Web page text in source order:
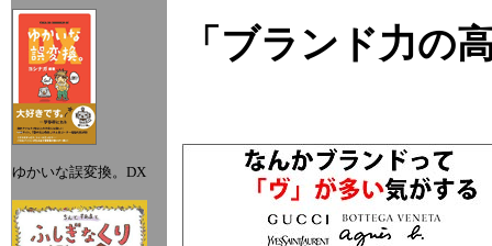
ゆかいな誤変換。DX
「ブランド力の